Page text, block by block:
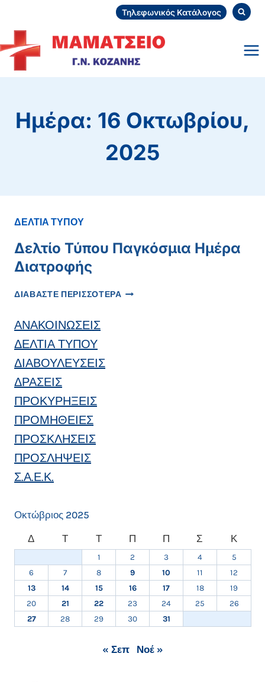
content
Τηλεφωνικός Κατάλογος
Ημέρα: 16 Οκτωβρίου,
2025
ΔΕΛΤΙΑ ΤΥΠΟΥ
Δελτίο Τύπου Παγκόσμια Ημέρα
Διατροφής
ΔΙΑΒΑΣΤΕ ΠΕΡΙΣΣΟΤΕΡΑ ΔΕΛΤΊΟ
ΑΝΑΚΟΙΝΩΣΕΙΣ
ΔΕΛΤΙΑ ΤΥΠΟΥ
ΔΙΑΒΟΥΛΕΥΣΕΙΣ
ΔΡΑΣΕΙΣ
ΠΡΟΚΥΡΗΞΕΙΣ
ΠΡΟΜΗΘΕΙΕΣ
ΠΡΟΣΚΛΗΣΕΙΣ
ΠΡΟΣΛΗΨΕΙΣ
Σ.Α.Ε.Κ.
Οκτώβριος 2025
Δ
Τ Τ Π Π Σ Κ
1 2 3 4
5
6
7 8 9 10 11
12
13
14 15 16 17 18
19
20
21 22 23 24 25
26
27
28 29 30 31
« Σεπ Νοέ »